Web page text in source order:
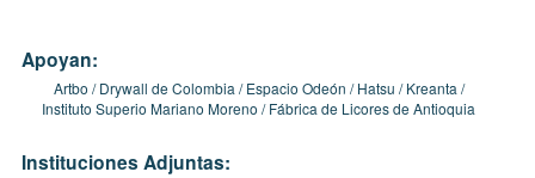
Apoyan:
Artbo Drywall de Colombia Espacio Odeón Hatsu
Kreanta
Instituto Superio Mariano Moreno
Fábrica de Licores de Antioquia
Instituciones Adjuntas: